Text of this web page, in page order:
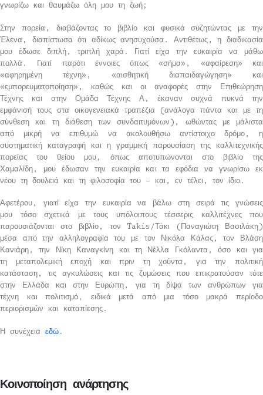
γνωρίζω και θαυμάζω όλη μου τη ζωή;
Στην πορεία, διαβάζοντας το βιβλίο και φυσικά συζητώντας με την
Έλενα, διαπίστωσα ότι αδίκως ανησυχούσα. Αντιθέτως, η διαδικασία
μου έδωσε διπλή, τριπλή χαρά. Γιατί είχα την ευκαιρία να μάθω
πολλά. Γιατί παρότι έννοιες όπως «σήμα», «αφαίρεση» και
«αφηρημένη τέχνη», «αισθητική διαπαιδαγώγηση» και
«εμπορευματοποίηση», καθώς και οι αναφορές στην Επιθεώρηση
Τέχνης και στην Ομάδα Τέχνης Α, έκαναν συχνά πυκνά την
εμφάνισή τους στα οικογενειακά τραπέζια (ανάλογα πάντα και με τη
σύνθεση και τη διάθεση των συνδαιτυμόνων), ωθώντας με μάλιστα
από μικρή να επιθυμώ να ακολουθήσω αντίστοιχο δρόμο, η
συστηματική καταγραφή και η γραμμική παρουσίαση της καλλιτεχνικής
πορείας του θείου μου, όπως αποτυπώνονται στο βιβλίο της
Χαμαλίδη, μου έδωσαν την ευκαιρία και τα εφόδια να γνωρίσω εκ
νέου τη δουλειά και τη φιλοσοφία του – και, εν τέλει, τον ίδιο.
Αφετέρου, γιατί είχα την ευκαιρία να βάλω στη σειρά τις γνώσεις
μου τόσο σχετικά με τους υπόλοιπους τέσσερις καλλιτέχνες που
παρουσιάζονται στο βιβλίο, τον Takis/Τάκι (Παναγιώτη Βασιλάκη)
μέσα από την αλληλογραφία του με τον Νικόλα Κάλας, τον Βλάση
Κανιάρη, την Νίκη Καναγκίνη και τη Νέλλα Γκόλαντα, όσο και για
τη μεταπολεμική εποχή και πριν τη χούντα, για την πολιτική
κατάσταση, τις αγκυλώσεις και τις ζυμώσεις που επικρατούσαν τότε
στην Ελλάδα και στην Ευρώπη, για τη δίψα των ανθρώπων για
τέχνη και πολιτισμό, ειδικά μετά από μια τόσο μακρά περίοδο
περιορισμών και καταπίεσης.
Η συνέχεια εδώ .
Κοινοποίηση ανάρτησης